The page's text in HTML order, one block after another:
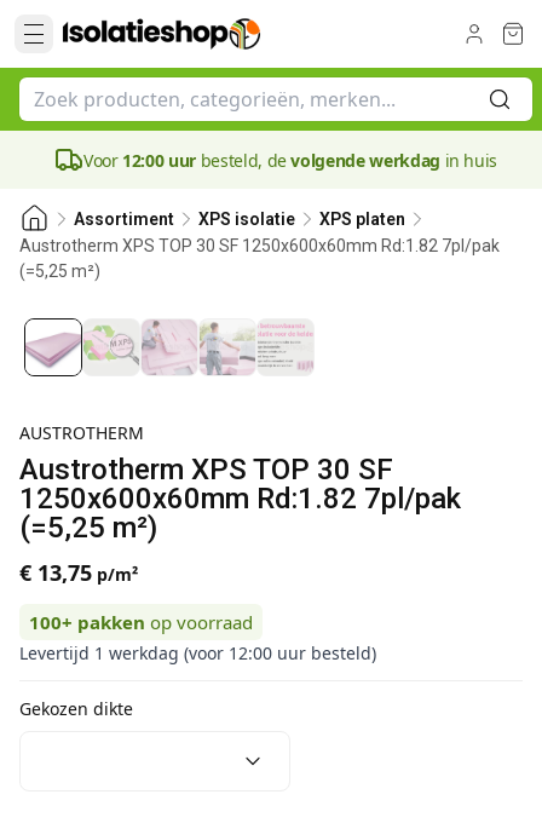
Voor 12:00 uur besteld, devolgende werkdag in huis
Assortiment XPS isolatie
XPS platen
Austrotherm XPS TOP 30 SF 1250x600x60mm Rd:1.82 7pl/pak
(=5,25 m²)
AUSTROTHERM
Austrotherm XPS TOP 30 SF
1250x600x60mm Rd:1.82 7pl/pak
(=5,25 m²)
€ 13,75 p/m²
100+ pakken op voorraad
Levertijd 1 werkdag (voor 12:00 uur besteld)
Gekozen dikte